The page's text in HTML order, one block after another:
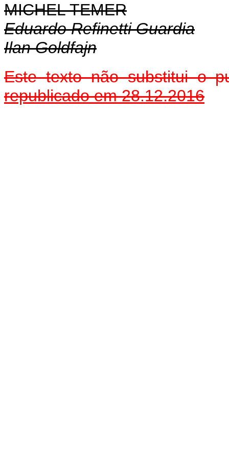
MICHEL TEMER
Eduardo Refinetti Guardia
Ilan Goldfajn
Este texto não substitui o
republicado em 28.12.2016